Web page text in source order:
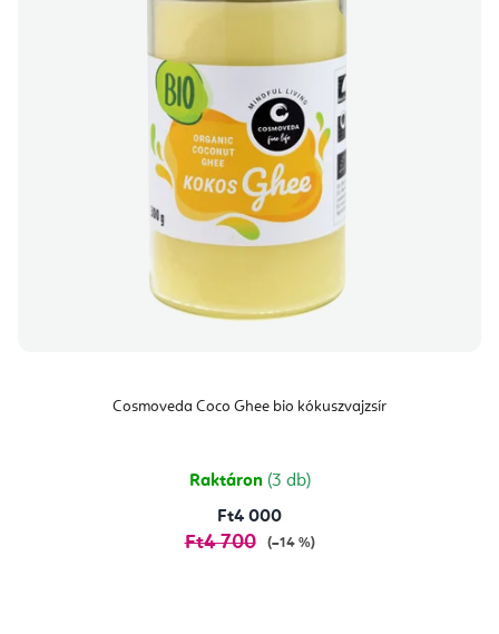
Cosmoveda Coco Ghee bio kókuszvajzsír
Raktáron (3 db)
Ft4 000
Ft4 700 (–14 %)